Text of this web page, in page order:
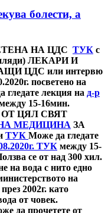
болести, а
НА ЦДС ТУК с
ЛЕКАРИ И
ЦДС или интервю
посветено на
гледате лекция на д-р
15-16мин.
ОТ ЦЯЛ СВЯТ
МЕДИЦИНА ЗА
ТУК Може да гледате
ТУК между 15-
се от над 300 хил.
на вода с нито едно
на
2002г. като
от човек.
да прочетете от